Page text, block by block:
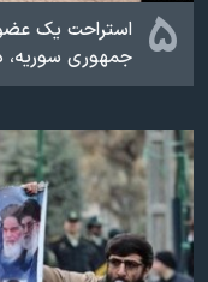
۵
استراحت یک
جمهوری سوریه،